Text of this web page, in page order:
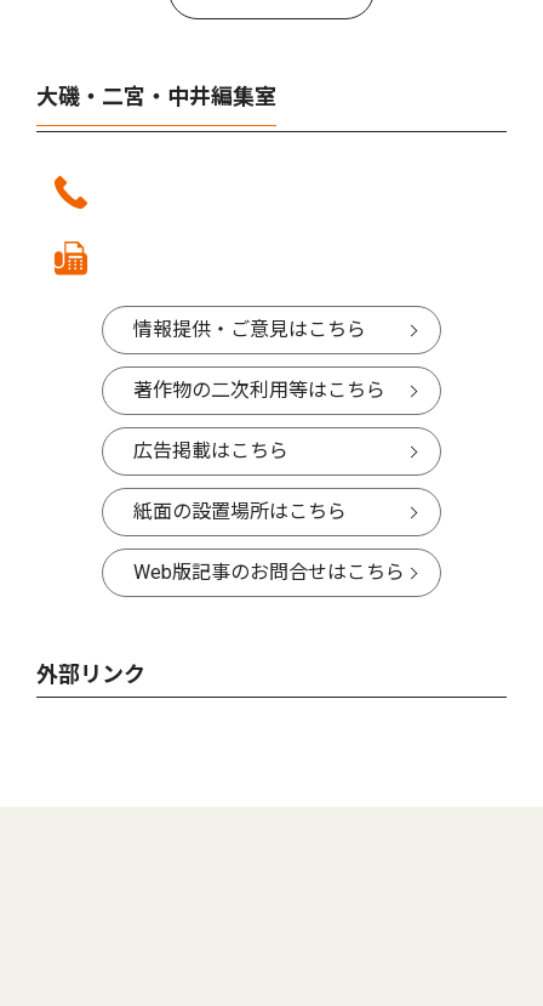
大磯・二宮・中井編集室
情報提供・ご意見はこちら
著作物の二次利用等はこちら
広告掲載はこちら
紙面の設置場所はこちら
Web版記事のお問合せはこちら
外部リンク